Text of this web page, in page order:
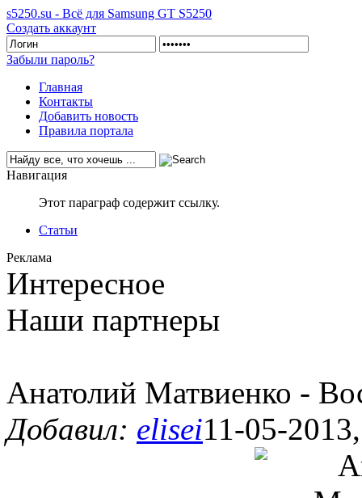
s5250.su - Всё для Samsung GT S5250
Создать аккаунт
Забыли пароль?
Главная
Контакты
Добавить новость
Правила портала
Навигация
Этот параграф содержит ссылку.
Статьи
Реклама
Интересное
Наши партнеры
Анатолий Матвиенко -
Добавил: elisei11-05-